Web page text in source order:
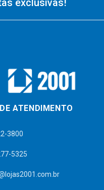
exclusivas!
ATENDIMENTO
3800
5325